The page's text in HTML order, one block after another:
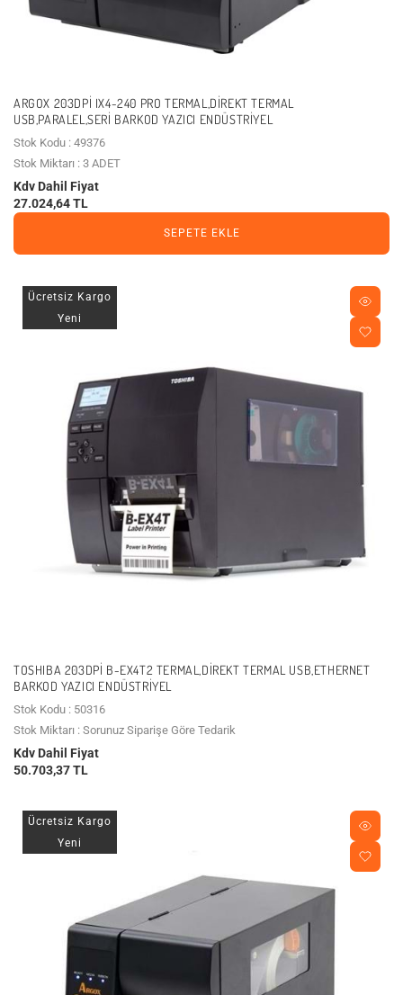
ARGOX 203DPI IX4-240 PRO TERMAL,DIREKT TERMAL
USB,PARALEL,SERI BARKOD YAZICI ENDÜSTRIYEL
Stok Kodu : 49376
Stok Miktarı : 3 ADET
Kdv Dahil Fiyat
27.024,64 TL
SEPETE EKLE
Ücretsiz Kargo
Yeni
TOSHIBA 203DPI B-EX4T2 TERMAL,DIREKT TERMAL USB,ETHERNET
BARKOD YAZICI ENDÜSTRIYEL
Stok Kodu : 50316
Stok Miktarı : Sorunuz Siparişe Göre Tedarik
Kdv Dahil Fiyat
50.703,37 TL
Ücretsiz Kargo
Yeni